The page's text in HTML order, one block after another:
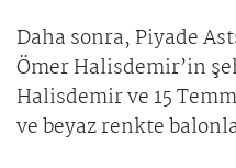
Daha sonra, Piyade
Ömer Halisdemir’in
Halisdemir ve 15
ve beyaz renkte